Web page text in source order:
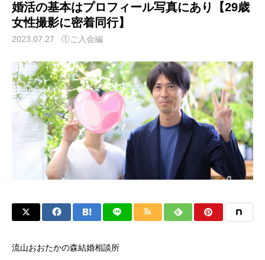
婚活の基本はプロフィール写真にあり【29歳
女性撮影に密着同行】
2023.07.27 ①ご入会編
流山おおたかの森結婚相談所